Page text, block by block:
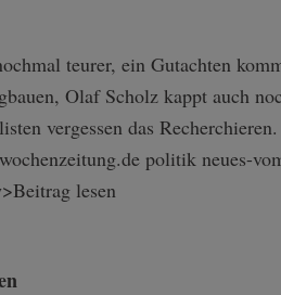
teurer, ein Gutachten
Olaf Scholz kappt auch
vergessen das Recherchieren.
politik neues-
lesen